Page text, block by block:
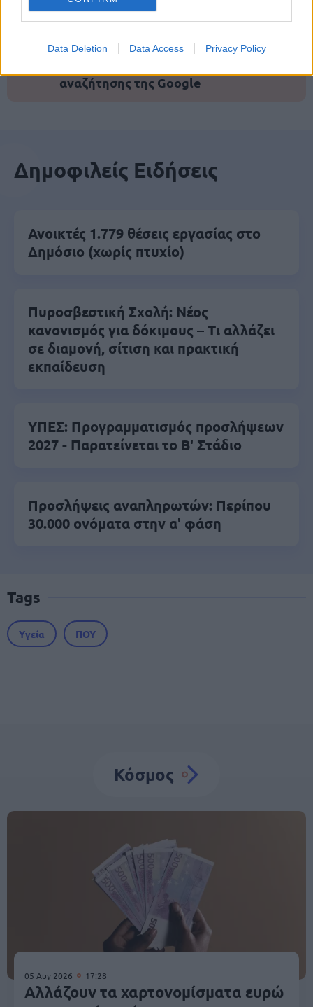
Data Deletion Data Access Privacy Policy
ειδήσεις.
αναζήτησης της Google
Δημοφιλείς Ειδήσεις
Ανοικτές 1.779 θέσεις εργασίας στο
Δημόσιο (χωρίς πτυχίο)
Πυροσβεστική Σχολή: Νέος
κανονισμός για δόκιμους – Τι αλλάζει
σε διαμονή, σίτιση και πρακτική
εκπαίδευση
ΥΠΕΣ: Προγραμματισμός προσλήψεων
2027 - Παρατείνεται το Β' Στάδιο
Προσλήψεις αναπληρωτών: Περίπου
30.000 ονόματα στην α' φάση
Tags
Υγεία ΠΟΥ
Κόσμος
05 Αυγ 2026 17:28
Αλλάζουν τα χαρτονομίσματα ευρώ